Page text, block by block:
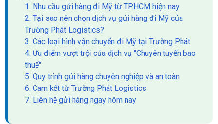
1. Nhu cầu gửi hàng đi Mỹ từ TP.HCM hiện nay
2. Tại sao nên chọn dịch vụ gửi hàng đi Mỹ của
Trường Phát Logistics?
3. Các loại hình vận chuyển đi Mỹ tại Trường Phát
4. Ưu điểm vượt trội của dịch vụ "Chuyên tuyến bao
thuế"
5. Quy trình gửi hàng chuyên nghiệp và an toàn
6. Cam kết từ Trường Phát Logistics
7. Liên hệ gửi hàng ngay hôm nay